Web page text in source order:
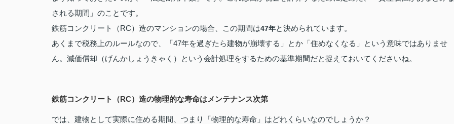
される期間」のことです。
鉄筋コンクリート（RC）造のマンションの場合、この期間は47年と決められています。
あくまで税務上のルールなので、「47年を過ぎたら建物が崩壊する」とか「住めなくなる」という意味ではありませ
ん。減価償却（げんかしょうきゃく）という会計処理をするための基準期間だと捉えておいてくださいね。
鉄筋コンクリート（RC）造の物理的な寿命はメンテナンス次第
では、建物として実際に住める期間、つまり「物理的な寿命」はどれくらいなのでしょうか？